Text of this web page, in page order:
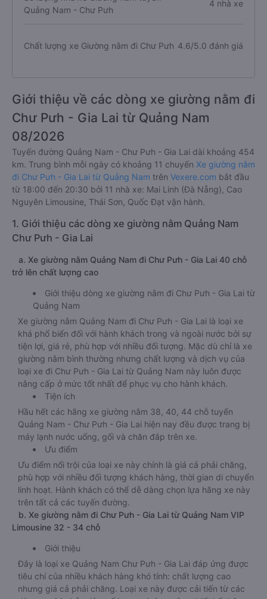
Quảng Nam - Chư Pưh
4 nhà xe
Chất lượng xe Giường nằm đi Chư Pưh 4.6/5.0 đánh giá
Giới thiệu về các dòng xe giường nằm đi
Chư Pưh - Gia Lai từ Quảng Nam
08/2026
Tuyến đường Quảng Nam - Chư Pưh - Gia Lai dài khoảng 454
km. Trung bình mỗi ngày có khoảng 11 chuyến Xe giường nằm
đi Chư Pưh - Gia Lai từ Quảng Nam trên Vexere.com bắt đầu
từ 18:00 đến 20:30 bởi 11 nhà xe: Mai Linh (Đà Nẵng), Cao
Nguyên Limousine, Thái Sơn, Quốc Đạt vận hành.
1. Giới thiệu các dòng xe giường nằm Quảng Nam
Chư Pưh - Gia Lai
a. Xe giường nằm Quảng Nam đi Chư Pưh - Gia Lai 40 chỗ
trở lên chất lượng cao
Giới thiệu dòng xe giường nằm đi Chư Pưh - Gia Lai từ
Quảng Nam
Xe giường nằm Quảng Nam đi Chư Pưh - Gia Lai là loại xe
khá phổ biến đối với hành khách trong và ngoài nước bởi sự
tiện lợi, giá rẻ, phù hợp với nhiều đối tượng. Mặc dù chỉ là xe
giường nằm bình thường nhưng chất lượng và dịch vụ của
loại xe đi Chư Pưh - Gia Lai từ Quảng Nam này luôn được
nâng cấp ở mức tốt nhất để phục vụ cho hành khách.
Tiện ích
Hầu hết các hãng xe giường nằm 38, 40, 44 chỗ tuyến
Quảng Nam - Chư Pưh - Gia Lai hiện nay đều được trang bị
máy lạnh nước uống, gối và chăn đắp trên xe.
Ưu điểm
Ưu điểm nổi trội của loại xe này chính là giá cả phải chăng,
phù hợp với nhiều đối tượng khách hàng, thời gian di chuyển
linh hoạt. Hành khách có thể dễ dàng chọn lựa hãng xe này
trên tất cả các tuyến đường.
b. Xe giường nằm đi Chư Pưh - Gia Lai từ Quảng Nam VIP
Limousine 32 - 34 chỗ
Giới thiệu
Đây là loại xe Quảng Nam Chư Pưh - Gia Lai đáp ứng được
tiêu chí của nhiều khách hàng khó tính: chất lượng cao
nhưng giá cả phải chăng. Loại xe này được cải tiến từ các